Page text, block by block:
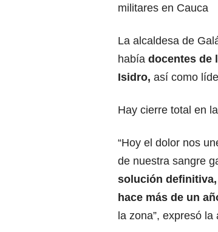
militares en Cauca
La alcaldesa de
había docentes de
Isidro, así como
Hay cierre total en
“Hoy el dolor nos
de nuestra sangre
solución
hace más de un
la zona”, expresó la